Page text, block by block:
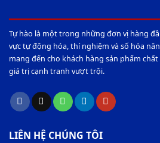
Tự hào là một trong những đơn vị hàng
vực tự động hóa, thí nghiệm và số hóa
mang đến cho khách hàng sản phẩm
giá trị cạnh tranh vượt trội.
LIÊN HỆ CHÚNG TÔI